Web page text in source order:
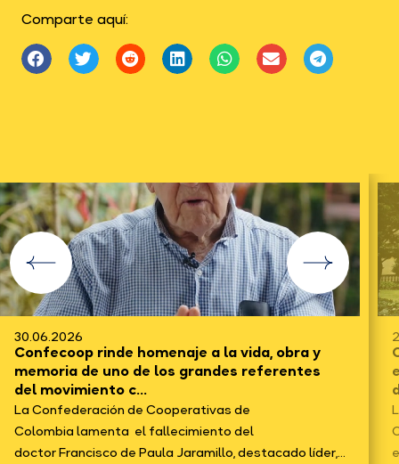
Comparte aquí:
30.06.2026
Confecoop rinde homenaje a la vida, obra y
memoria de uno de los grandes referentes
del movimiento c...
La Confederación de Cooperativas de
Colombia lamenta el fallecimiento del
doctor Francisco de Paula Jaramillo, destacado líder,...